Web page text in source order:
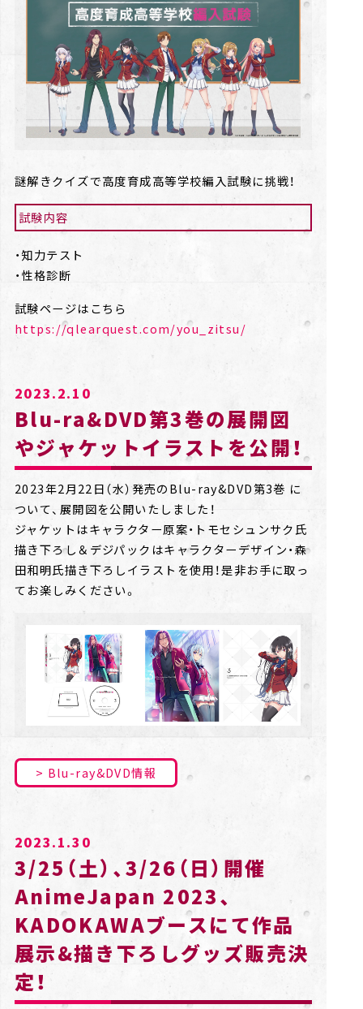
謎解きクイズで高度育成高等学校編入試験に挑戦！
試験内容
・知力テスト
・性格診断
https://qlearquest.com/you_zitsu/
2023.2.10
Blu-ra&DVD第3巻の展開図
やジャケットイラストを公開！
2023年2月22日（水）発売のBlu-ray&DVD第3巻 に
ついて、展開図を公開いたしました！
ジャケットはキャラクター原案・トモセシュンサク氏
描き下ろし＆デジパックはキャラクターデザイン・森
田和明氏描き下ろしイラストを使用！是非お手に取っ
てお楽しみください。
Blu-ray&DVD情報
2023.1.30
3/25（土）、3/26（日）開催
AnimeJapan 2023、
KADOKAWAブースにて作品
展示&描き下ろしグッズ販売決
定！